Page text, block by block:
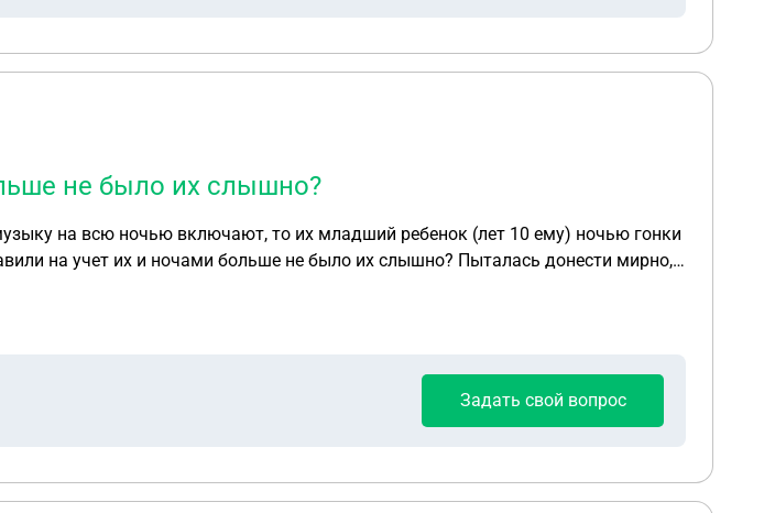
не было их слышно?
на всю ночью включают, то их младший ребенок (лет 10 ему) ночью гонки
на учет их и ночами больше не было их слышно? Пыталась донести мирно,
была. Сегодня вообще с часу ночи этот ребенок стал беситься так, будто один
Задать свой вопрос